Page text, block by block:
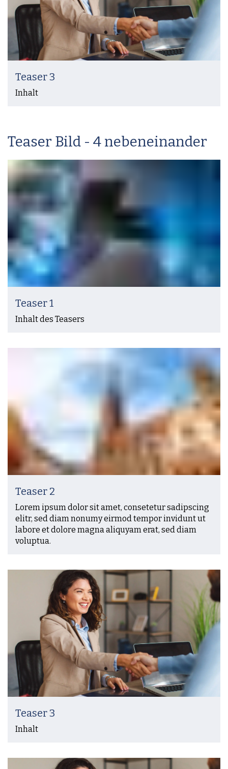
Teaser 3
Inhalt
Teaser Bild - 4 nebeneinander
Teaser 1
Inhalt des Teasers
Teaser 2
Lorem ipsum dolor sit amet, consetetur sadipscing
elitr, sed diam nonumy eirmod tempor invidunt ut
labore et dolore magna aliquyam erat, sed diam
voluptua.
Teaser 3
Inhalt